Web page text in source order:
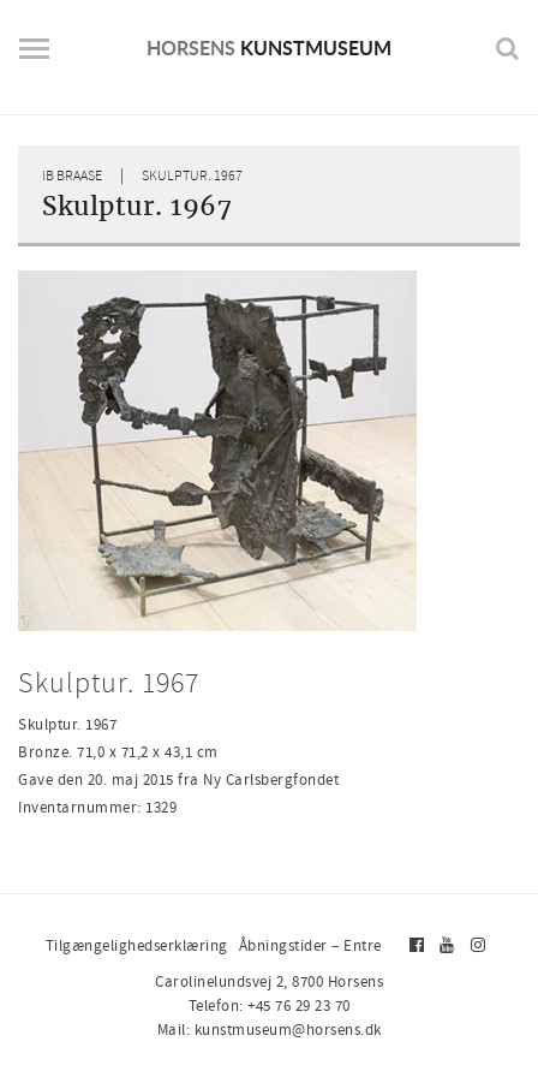
content
HORSENS KUNSTMUSEUM
IB BRAASE | SKULPTUR. 1967
Skulptur. 1967
Skulptur. 1967
Skulptur. 1967
Bronze. 71,0 x 71,2 x 43,1 cm
Gave den 20. maj 2015 fra Ny Carlsbergfondet
Inventarnummer: 1329
Tilgængelighedserklæring Åbningstider – Entre
Carolinelundsvej 2, 8700 Horsens
Telefon: +45 76 29 23 70
Mail: kunstmuseum@horsens.dk